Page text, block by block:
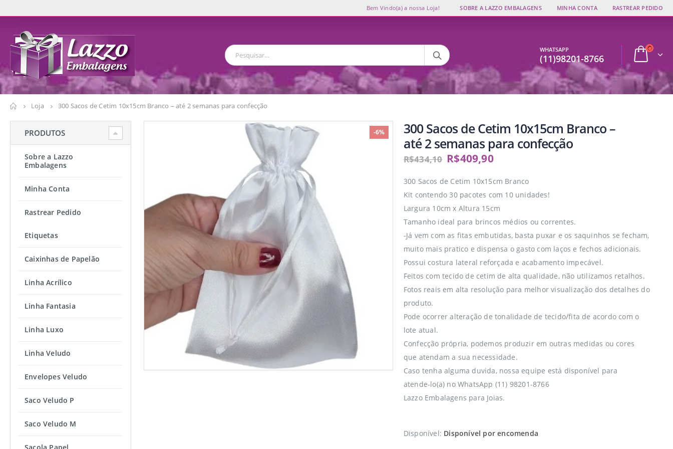
Bem Vindo(a) a nossa Loja! SOBRE A LAZZO EMBALAGENS MINHA CONTA RASTREAR PEDIDO
WHATSAPP
(11)98201-8766
Loja 300 Sacos de Cetim 10x15cm Branco – até 2 semanas para confecção
-6%
300 Sacos de Cetim 10x15cm Branco –
até 2 semanas para confecção
R$434,10 R$409,90
300 Sacos de Cetim 10x15cm Branco
Kit contendo 30 pacotes com 10 unidades!
Largura 10cm x Altura 15cm
Tamanho ideal para brincos médios ou correntes.
-Já vem com as fitas embutidas, basta puxar e os saquinhos se fecham,
muito mais pratico e dispensa o gasto com laços e fechos adicionais.
Possui costura lateral reforçada e acabamento impecável.
Feitos com tecido de cetim de alta qualidade, não utilizamos retalhos.
Fotos reais em alta resolução para melhor visualização dos detalhes do
produto.
Pode ocorrer alteração de tonalidade de tecido/fita de acordo com o
lote atual.
Confecção própria, podemos produzir em outras medidas ou cores
que atendam a sua necessidade.
Caso tenha alguma duvida, nossa equipe está disponível para
atende-lo(a) no WhatsApp (11) 98201-8766
Lazzo Embalagens para Joias.
Disponível: Disponível por encomenda
PRODUTOS
Sobre a Lazzo
Embalagens
Minha Conta
Rastrear Pedido
Etiquetas
Caixinhas de Papelão
Linha Acrílico
Linha Fantasia
Linha Luxo
Linha Veludo
Envelopes Veludo
Saco Veludo P
Saco Veludo M